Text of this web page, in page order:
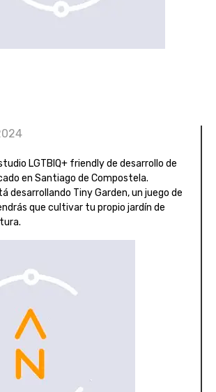
LGTBIQ+ friendly de desarrollo de
en Santiago de Compostela.
desarrollando Tiny Garden, un juego de
que cultivar tu propio jardín de